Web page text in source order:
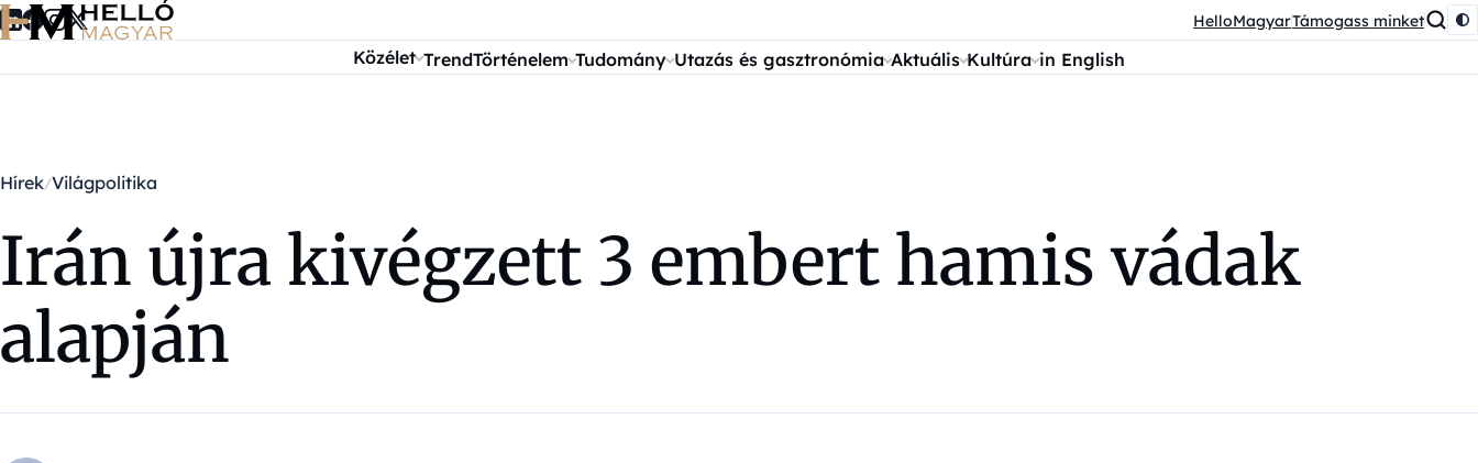
Ugrás a tartalomra HelloMagyarTámogass minket
Közélet TrendTörténelem Tudomány Utazás és gasztronómia Aktuális Kultúra in English
Hírek Világpolitika
Irán újra kivégzett 3 embert hamis vádak
alapján